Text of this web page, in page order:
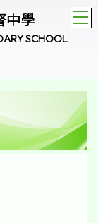
中學
SCHOOL